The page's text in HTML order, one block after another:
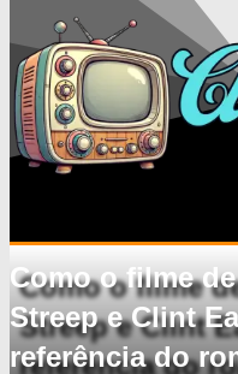
Como o filme
Streep e Clint
referência do